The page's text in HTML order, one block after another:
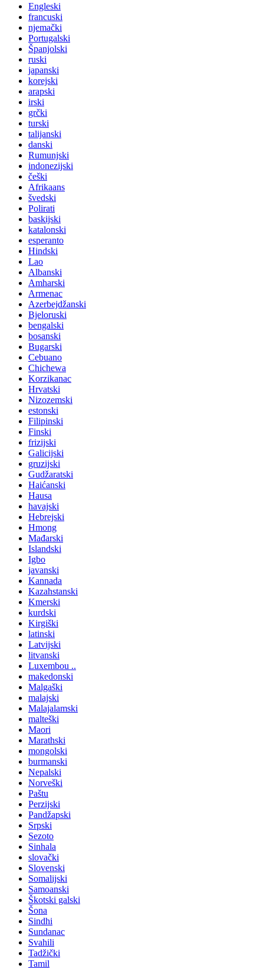
Engleski
francuski
njemački
Portugalski
Španjolski
ruski
japanski
korejski
arapski
irski
grčki
turski
talijanski
danski
Rumunjski
indonezijski
češki
Afrikaans
švedski
Polirati
baskijski
katalonski
esperanto
Hindski
Lao
Albanski
Amharski
Armenac
Azerbejdžanski
Bjeloruski
bengalski
bosanski
Bugarski
Cebuano
Chichewa
Korzikanac
Hrvatski
Nizozemski
estonski
Filipinski
Finski
frizijski
Galicijski
gruzijski
Gudžaratski
Haićanski
Hausa
havajski
Hebrejski
Hmong
Mađarski
Islandski
Igbo
javanski
Kannada
Kazahstanski
Kmerski
kurdski
Kirgiški
latinski
Latvijski
litvanski
Luxembou ..
makedonski
Malgaški
malajski
Malajalamski
malteški
Maori
Marathski
mongolski
burmanski
Nepalski
Norveški
Paštu
Perzijski
Pandžapski
Srpski
Sezoto
Sinhala
slovački
Slovenski
Somalijski
Samoanski
Škotski galski
Šona
Sindhi
Sundanac
Svahili
Tadžički
Tamil